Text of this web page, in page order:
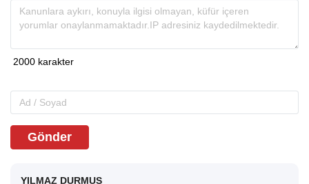
Gönder
YILMAZ DURMUŞ